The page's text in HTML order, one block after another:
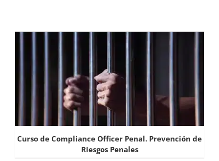
Curso de Compliance Officer Penal. Prevención de
Riesgos Penales